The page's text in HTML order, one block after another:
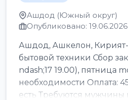
Ашдод (Южный округ)
Опубликовано: 19.06.2026
Ашдод, Ашкелон, Кирият-
бытовой техники Сбор
ndash;17 19.00), пятница
необходимости Оплата:
есть Требуются